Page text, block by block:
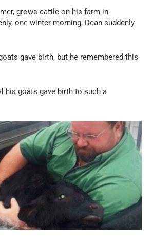
grows cattle on his farm in
one winter morning, Dean suddenly
gave birth, but he remembered this
his goats gave birth to such a